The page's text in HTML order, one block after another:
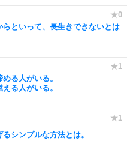
らといって、長生きできないとは
る人がいる。
る人がいる。
シンプルな方法とは。